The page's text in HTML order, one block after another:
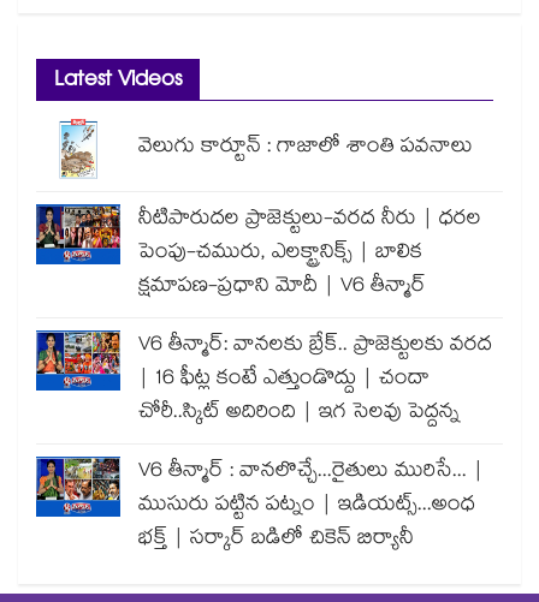
Latest Videos
వెలుగు కార్టూన్ : గాజాలో శాంతి పవనాలు
నీటిపారుదల ప్రాజెక్టులు-వరద నీరు | ధరల
పెంపు-చమురు, ఎలక్ట్రానిక్స్ | బాలిక
క్షమాపణ-ప్రధాని మోదీ | V6 తీన్మార్
V6 తీన్మార్: వానలకు బ్రేక్.. ప్రాజెక్టులకు వరద
| 16 ఫీట్ల కంటే ఎత్తుండొద్దు | చందా
చోరీ..స్కిట్ అదిరింది | ఇగ సెలవు పెద్దన్న
V6 తీన్మార్ : వానలొచ్చే...రైతులు మురిసే... |
ముసురు పట్టిన పట్నం | ఇడియట్స్...అంధ
భక్త్ | సర్కార్ బడిలో చికెన్ బిర్యానీ